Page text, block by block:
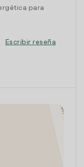
para
Escribir reseña